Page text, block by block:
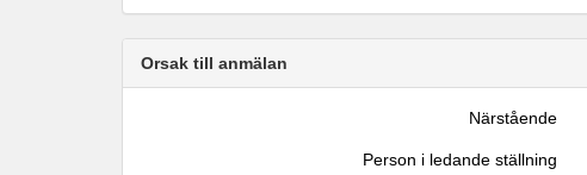
Orsak till anmälan
Närstående
Person i ledande ställning